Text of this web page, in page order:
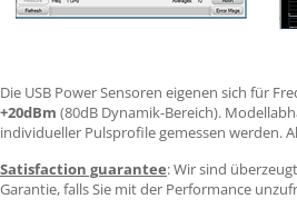
Die USB Power Sensoren eigenen sich für
+20dBm (80dB Dynamik-Bereich).
individueller Pulsprofile gemessen werden.
Satisfaction guarantee: Wir sind
Garantie, falls Sie mit der Performance